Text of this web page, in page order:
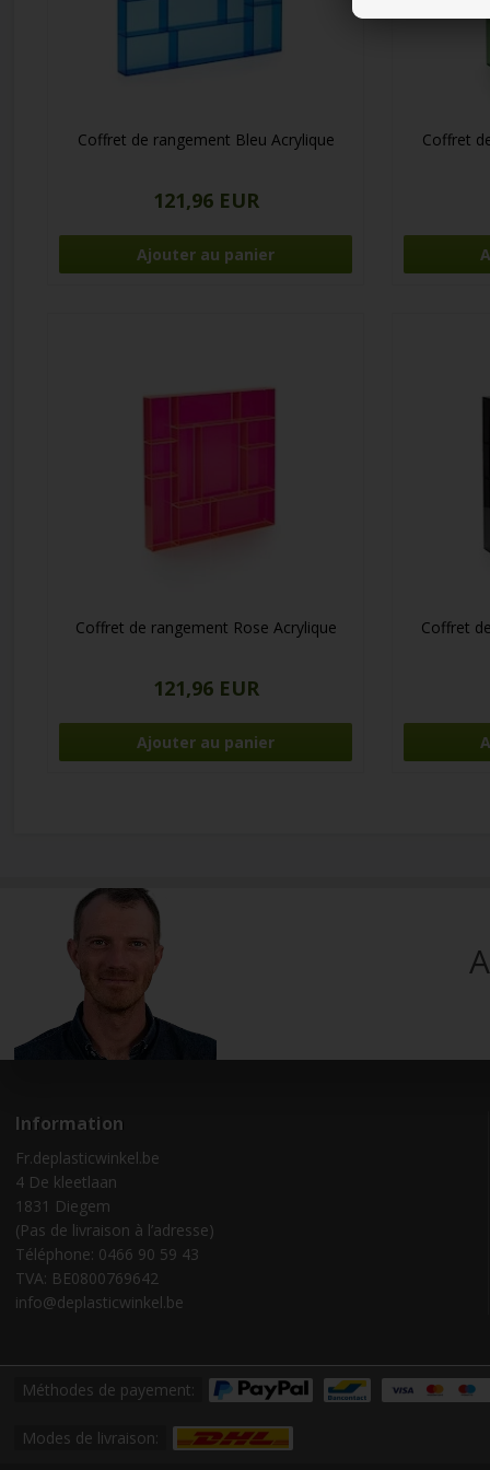
Coffret de rangement Bleu Acrylique
121,96 EUR
Coffret
Coffret de rangement Rose Acrylique
121,96 EUR
Coffret
Information
Fr.deplasticwinkel.be
4 De kleetlaan
1831 Diegem
(Pas de livraison à l’adresse)
Téléphone: 0466 90 59 43
TVA: BE0800769642
info@deplasticwinkel.be
Méthodes de payement:
Modes de livraison: